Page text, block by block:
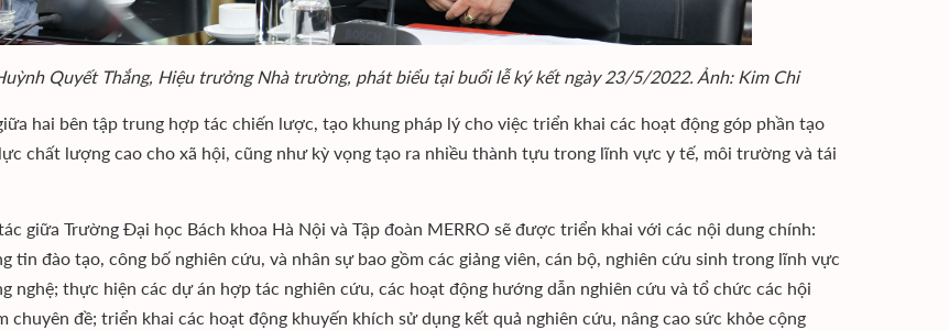
Quyết Thắng, Hiệu trưởng Nhà trường, phát biểu tại buổi lễ ký kết ngày 23/5/2022. Ảnh: Kim Chi
hai bên tập trung hợp tác chiến lược, tạo khung pháp lý cho việc triển khai các hoạt động góp phần tạo
chất lượng cao cho xã hội, cũng như kỳ vọng tạo ra nhiều thành tựu trong lĩnh vực y tế, môi trường và tái
giữa Trường Đại học Bách khoa Hà Nội và Tập đoàn MERRO sẽ được triển khai với các nội dung chính:
tin đào tạo, công bố nghiên cứu, và nhân sự bao gồm các giảng viên, cán bộ, nghiên cứu sinh trong lĩnh vực
nghệ; thực hiện các dự án hợp tác nghiên cứu, các hoạt động hướng dẫn nghiên cứu và tổ chức các hội
chuyên đề; triển khai các hoạt động khuyến khích sử dụng kết quả nghiên cứu, nâng cao sức khỏe cộng